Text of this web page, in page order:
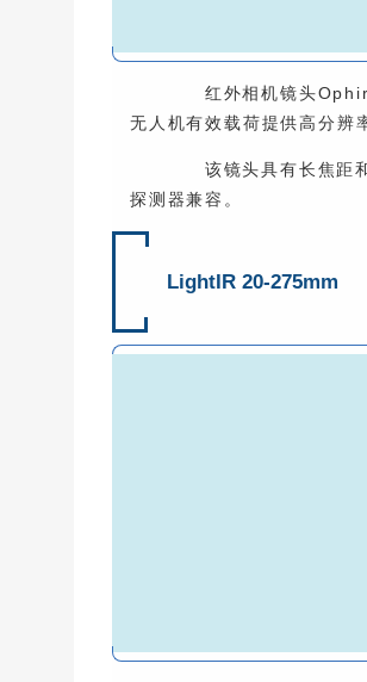
红外相机镜头Ophir
无人机有效载荷提供高分辨
该镜头具有长焦距和
探测器兼容。
LightIR 20-275mm